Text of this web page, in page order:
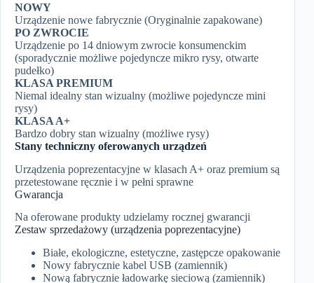
NOWY
Urządzenie nowe fabrycznie (Oryginalnie zapakowane)
PO ZWROCIE
Urządzenie po 14 dniowym zwrocie konsumenckim
(sporadycznie możliwe pojedyncze mikro rysy, otwarte
pudełko)
KLASA PREMIUM
Niemal idealny stan wizualny (możliwe pojedyncze mini
rysy)
KLASA A+
Bardzo dobry stan wizualny (możliwe rysy)
Stany techniczny oferowanych urządzeń
Urządzenia poprezentacyjne w klasach A+ oraz premium są
przetestowane ręcznie i w pełni sprawne
Gwarancja
Na oferowane produkty udzielamy rocznej gwarancji
Zestaw sprzedażowy (urządzenia poprezentacyjne)
Białe, ekologiczne, estetyczne, zastępcze opakowanie
Nowy fabrycznie kabel USB (zamiennik)
Nową fabrycznie ładowarkę sieciową (zamiennik)